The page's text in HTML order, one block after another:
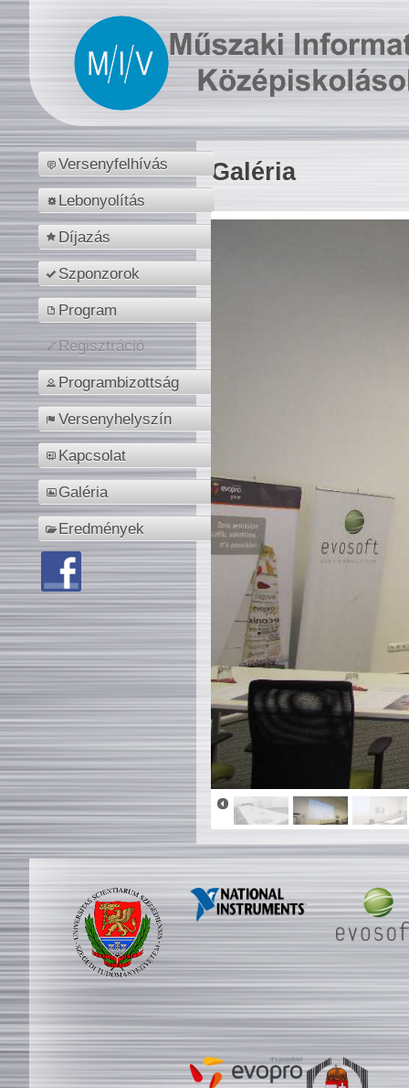
Versenyfelhívás
Lebonyolítás
Díjazás
Szponzorok
Program
Regisztráció
Programbizottság
Versenyhelyszín
Kapcsolat
Galéria
Eredmények
Galéria